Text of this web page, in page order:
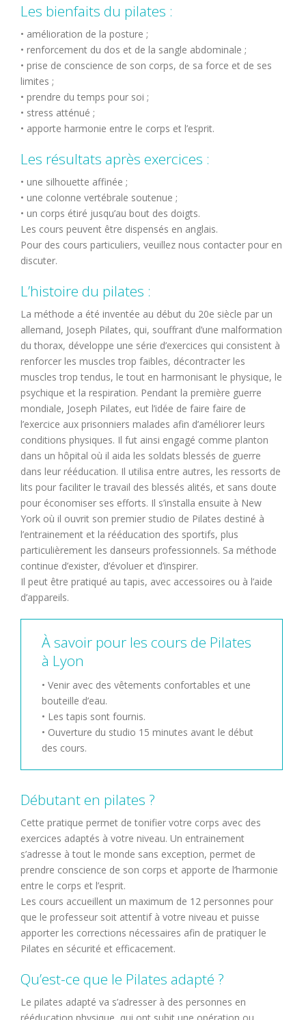
Les bienfaits du pilates :
• amélioration de la posture ;
• renforcement du dos et de la sangle abdominale ;
• prise de conscience de son corps, de sa force et de ses
limites ;
• prendre du temps pour soi ;
• stress atténué ;
• apporte harmonie entre le corps et l’esprit.
Les résultats après exercices :
• une silhouette affinée ;
• une colonne vertébrale soutenue ;
• un corps étiré jusqu’au bout des doigts.
Les cours peuvent être dispensés en anglais.
Pour des cours particuliers, veuillez nous contacter pour en
discuter.
L’histoire du pilates :
La méthode a été inventée au début du 20e siècle par un
allemand, Joseph Pilates, qui, souffrant d’une malformation
du thorax, développe une série d’exercices qui consistent à
renforcer les muscles trop faibles, décontracter les
muscles trop tendus, le tout en harmonisant le physique, le
psychique et la respiration. Pendant la première guerre
mondiale, Joseph Pilates, eut l’idée de faire faire de
l’exercice aux prisonniers malades afin d’améliorer leurs
conditions physiques. Il fut ainsi engagé comme planton
dans un hôpital où il aida les soldats blessés de guerre
dans leur rééducation. Il utilisa entre autres, les ressorts de
lits pour faciliter le travail des blessés alités, et sans doute
pour économiser ses efforts. Il s’installa ensuite à New
York où il ouvrit son premier studio de Pilates destiné à
l’entrainement et la rééducation des sportifs, plus
particulièrement les danseurs professionnels. Sa méthode
continue d’exister, d’évoluer et d’inspirer.
Il peut être pratiqué au tapis, avec accessoires ou à l’aide
d’appareils.
À savoir pour les cours de Pilates
à Lyon
• Venir avec des vêtements confortables et une
bouteille d’eau.
• Les tapis sont fournis.
• Ouverture du studio 15 minutes avant le début
des cours.
Débutant en pilates ?
Cette pratique permet de tonifier votre corps avec des
exercices adaptés à votre niveau. Un entrainement
s’adresse à tout le monde sans exception, permet de
prendre conscience de son corps et apporte de l’harmonie
entre le corps et l’esprit.
Les cours accueillent un maximum de 12 personnes pour
que le professeur soit attentif à votre niveau et puisse
apporter les corrections nécessaires afin de pratiquer le
Pilates en sécurité et efficacement.
Qu’est-ce que le Pilates adapté ?
Le pilates adapté va s’adresser à des personnes en